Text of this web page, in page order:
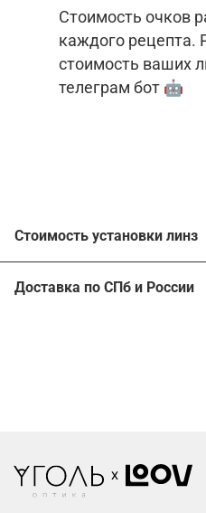
Стоимость очков
каждого рецепта.
стоимость ваших
телеграм бот 🤖
Стоимость установки линз
Расчитать стоимость
Стоимость указана за две
изготовлением.
Доставка по СПб и России